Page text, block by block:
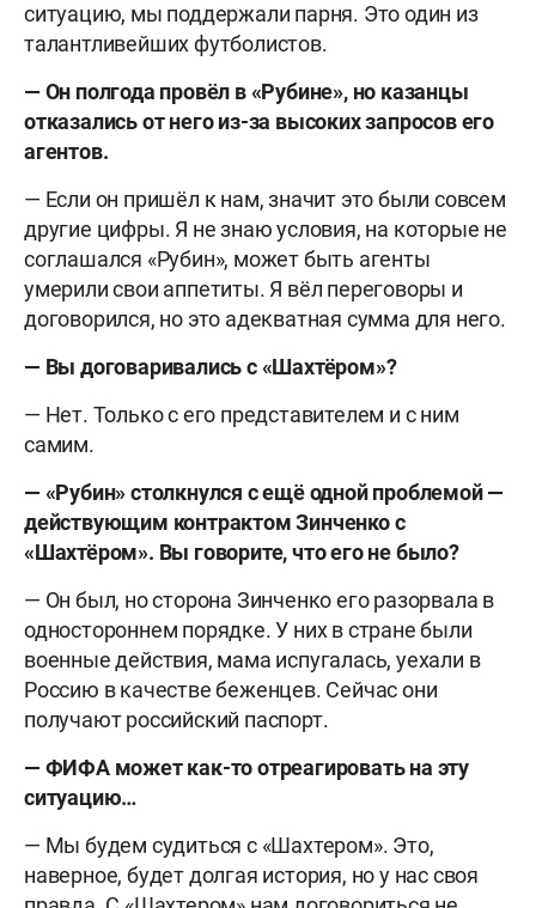
ситуацию, мы поддержали парня. Это один из
талантливейших футболистов.
— Он полгода провёл в «Рубине», но казанцы
отказались от него из-за высоких запросов его
агентов.
— Если он пришёл к нам, значит это были совсем
другие цифры. Я не знаю условия, на которые не
соглашался «Рубин», может быть агенты
умерили свои аппетиты. Я вёл переговоры и
договорился, но это адекватная сумма для него.
— Вы договаривались с «Шахтёром»?
— Нет. Только с его представителем и с ним
самим.
— «Рубин» столкнулся с ещё одной проблемой —
действующим контрактом Зинченко с
«Шахтёром». Вы говорите, что его не было?
— Он был, но сторона Зинченко его разорвала в
одностороннем порядке. У них в стране были
военные действия, мама испугалась, уехали в
Россию в качестве беженцев. Сейчас они
получают российский паспорт.
— ФИФА может как-то отреагировать на эту
ситуацию…
— Мы будем судиться с «Шахтером». Это,
наверное, будет долгая история, но у нас своя